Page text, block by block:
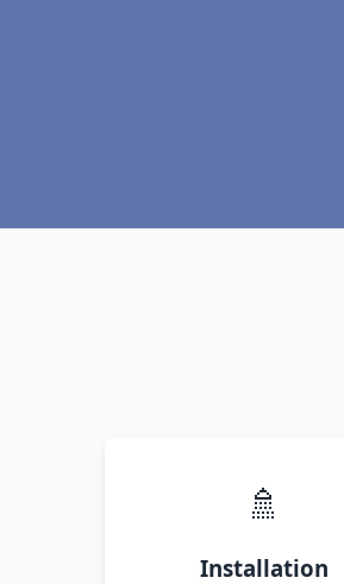
🚿
Installation